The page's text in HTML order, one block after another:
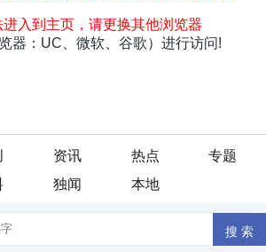
资讯 热点
专题
独闻 本地